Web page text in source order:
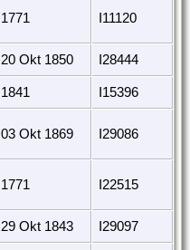
1771 I11120
20 Okt 1850 I28444
1841 I15396
03 Okt 1869 I29086
1771 I22515
29 Okt 1843 I29097